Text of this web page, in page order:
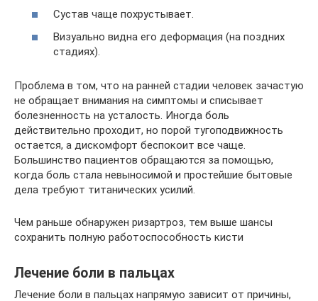
Сустав чаще похрустывает.
Визуально видна его деформация (на поздних
стадиях).
Проблема в том, что на ранней стадии человек зачастую
не обращает внимания на симптомы и списывает
болезненность на усталость. Иногда боль
действительно проходит, но порой тугоподвижность
остается, а дискомфорт беспокоит все чаще.
Большинство пациентов обращаются за помощью,
когда боль стала невыносимой и простейшие бытовые
дела требуют титанических усилий.
Чем раньше обнаружен ризартроз, тем выше шансы
сохранить полную работоспособность кисти
Лечение боли в пальцах
Лечение боли в пальцах напрямую зависит от причины,